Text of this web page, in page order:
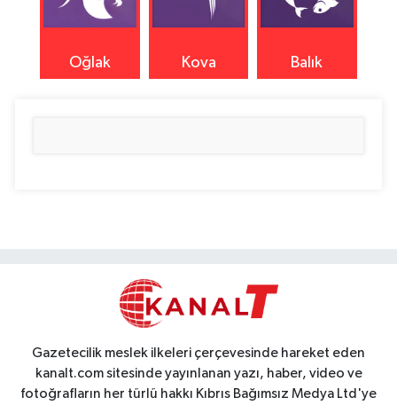
Oğlak Kova Balık
Gazetecilik meslek ilkeleri çerçevesinde hareket eden
kanalt.com sitesinde yayınlanan yazı, haber, video ve
fotoğrafların her türlü hakkı Kıbrıs Bağımsız Medya Ltd'ye